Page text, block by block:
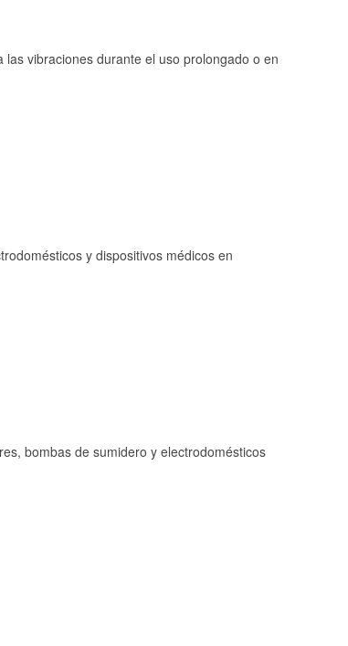
vibraciones durante el uso prolongado o en
y dispositivos médicos en
bombas de sumidero y electrodomésticos